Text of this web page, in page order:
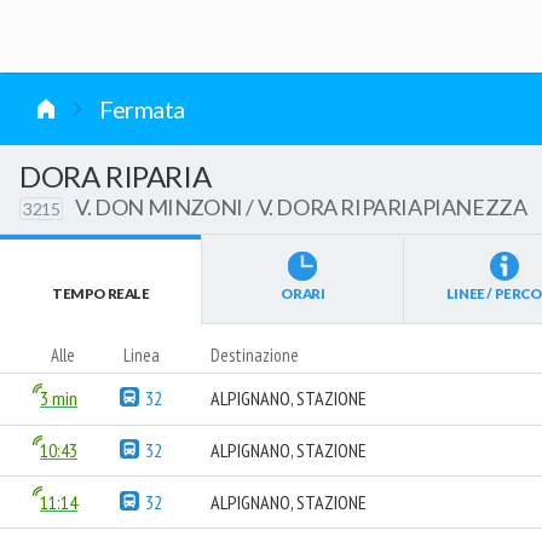
Fermata
DORA RIPARIA
3215 V. DON MINZONI / V. DORA RIPARIAPIANEZZA
TEMPO REALE ORARI LINEE /
Alle Linea Destinazione
3 min 32 ALPIGNANO, STAZIONE
10:43 32 ALPIGNANO, STAZIONE
11:14 32 ALPIGNANO, STAZIONE